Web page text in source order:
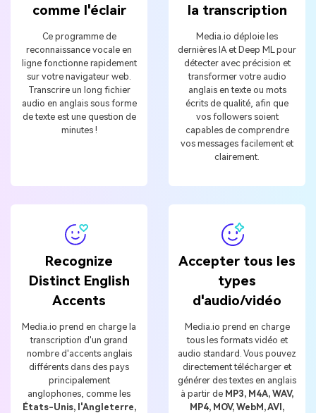
comme l'éclair
Ce programme de
reconnaissance vocale en
ligne fonctionne rapidement
sur votre navigateur web.
Transcrire un long fichier
audio en anglais sous forme
de texte est une question de
minutes !
la transcription
Media.io déploie les
dernières IA et Deep ML pour
détecter avec précision et
transformer votre audio
anglais en texte ou mots
écrits de qualité, afin que
vos followers soient
capables de comprendre
vos messages facilement et
clairement.
Recognize
Distinct English
Accents
Media.io prend en charge la
transcription d'un grand
nombre d'accents anglais
différents dans des pays
principalement
anglophones, comme les
États-Unis, l'Angleterre,
Accepter tous les
types
d'audio/vidéo
Media.io prend en charge
tous les formats vidéo et
audio standard. Vous pouvez
directement télécharger et
générer des textes en anglais
à partir de MP3, M4A, WAV,
MP4, MOV, WebM, AVI,